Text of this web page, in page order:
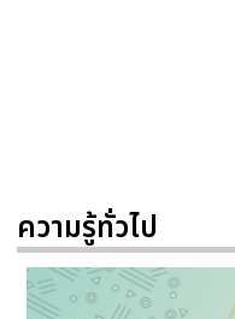
ความรู้ทั่วไป